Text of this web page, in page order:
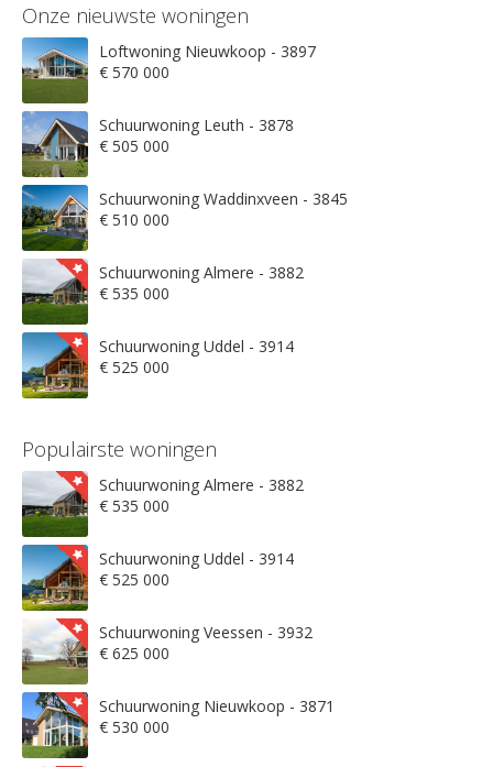
Onze nieuwste woningen
Loftwoning Nieuwkoop - 3897
€ 570 000
Schuurwoning Leuth - 3878
€ 505 000
Schuurwoning Waddinxveen - 3845
€ 510 000
Schuurwoning Almere - 3882
€ 535 000
Schuurwoning Uddel - 3914
€ 525 000
Populairste woningen
Schuurwoning Almere - 3882
€ 535 000
Schuurwoning Uddel - 3914
€ 525 000
Schuurwoning Veessen - 3932
€ 625 000
Schuurwoning Nieuwkoop - 3871
€ 530 000